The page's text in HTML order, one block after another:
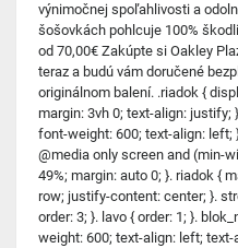
výnimočnej spoľahlivosti a
šošovkách pohlcuje 100%
od 70,00€ Zakúpte si Oakley
teraz a budú vám doručené
originálnom balení. .riadok {
margin: 3vh 0; text-align: justify;
font-weight: 600; text-align: left;
@media only screen and (min-
49%; margin: auto 0; }. riadok {
row; justify-content: center; }.
order: 3; }. lavo { order: 1; }.
weight: 600; text-align: left;